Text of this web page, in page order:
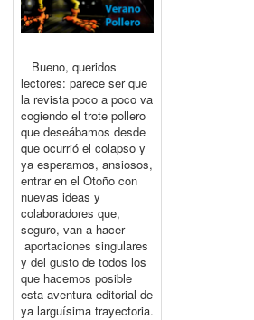
Bueno, queridos
lectores: parece ser que
la revista poco a poco va
cogiendo el trote pollero
que deseábamos desde
que ocurrió el colapso y
ya esperamos, ansiosos,
entrar en el Otoño con
nuevas ideas y
colaboradores que,
seguro, van a hacer
aportaciones singulares
y del gusto de todos los
que hacemos posible
esta aventura editorial de
ya larguísima trayectoria.